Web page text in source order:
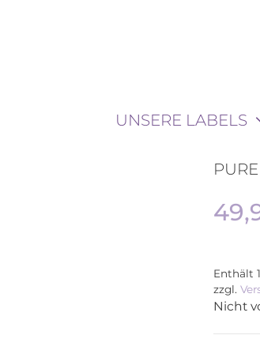
UNSERE LABELS
Enthält
zzgl.
Nicht